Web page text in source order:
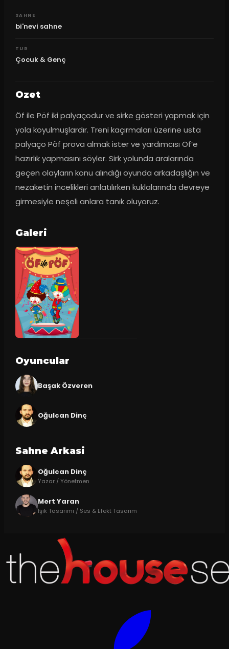
SAHNE
bi'nevi sahne
TUR
Çocuk & Genç
Ozet
Öf ile Pöf iki palyaçodur ve sirke gösteri yapmak için
yola koyulmuşlardır. Treni kaçırmaları üzerine usta
palyaço Pöf prova almak ister ve yardımcısı Öf’e
hazırlık yapmasını söyler. Sirk yolunda aralarında
geçen olayların konu alındığı oyunda arkadaşlığın ve
nezaketin incelikleri anlatılırken kuklalarında devreye
girmesiyle neşeli anlara tanık oluyoruz.
Galeri
Oyuncular
Başak Özveren
Oğulcan Dinç
Sahne Arkasi
Oğulcan Dinç
Yazar / Yönetmen
Mert Yaran
Işık Tasarımı / Ses & Efekt Tasarım